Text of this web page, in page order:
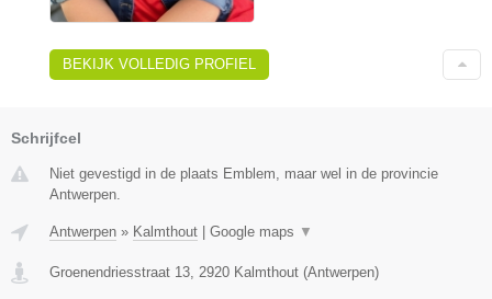
BEKIJK VOLLEDIG PROFIEL
Schrijfcel
Niet gevestigd in de plaats Emblem, maar wel in de provincie
Antwerpen.
Antwerpen » Kalmthout Google maps ▼
Groenendriesstraat 13, 2920 Kalmthout (Antwerpen)